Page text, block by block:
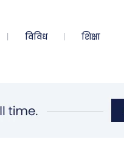
विविध शिक्षा